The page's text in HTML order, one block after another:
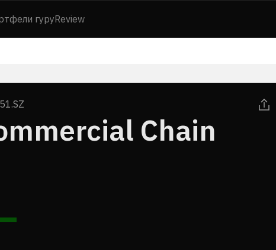
гуруReview
Chain